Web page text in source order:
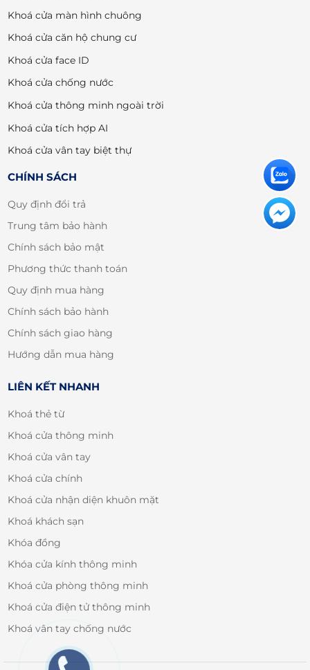
Khoá cửa màn hình chuông
Khoá cửa căn hộ chung cư
Khoá cửa face ID
Khoá cửa chống nước
Khoá cửa thông minh ngoài trời
Khoá cửa tích hợp AI
Khoá cửa vân tay biệt thự
CHÍNH SÁCH
Quy định đổi trả
Trung tâm bảo hành
Chính sách bảo mật
Phương thức thanh toán
Quy định mua hàng
Chính sách bảo hành
Chính sách giao hàng
Hướng dẫn mua hàng
LIÊN KẾT NHANH
Khoá thẻ từ
Khoá cửa thông minh
Khoá cửa vân tay
Khoá cửa chính
Khoá cửa nhận diện khuôn mặt
Khoá khách sạn
Khóa đồng
Khóa cửa kính thông minh
Khoá cửa phòng thông minh
Khoá cửa điện tử thông minh
Khoá vân tay chống nước